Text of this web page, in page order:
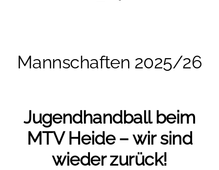
Mannschaften 2025/26
Jugendhandball beim
MTV Heide – wir sind
wieder zurück!